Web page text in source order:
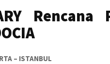
– ISTANBUL